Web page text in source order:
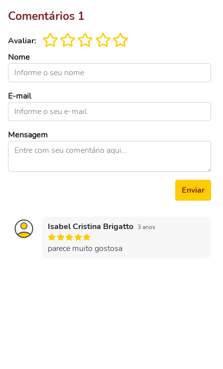
Comentários 1
Avaliar:
Nome
E-mail
Mensagem
Enviar
Isabel Cristina Brigatto 3 anos
parece muito gostosa